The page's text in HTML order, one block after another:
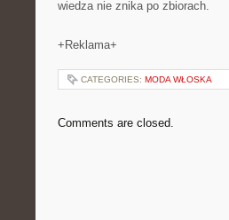
wiedza nie znika po zbiorach.
+Reklama+
CATEGORIES: MODA WŁOSKA
Comments are closed.